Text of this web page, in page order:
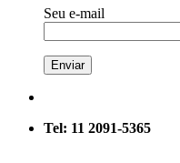
Seu e-mail
Tel: 11 2091-5365